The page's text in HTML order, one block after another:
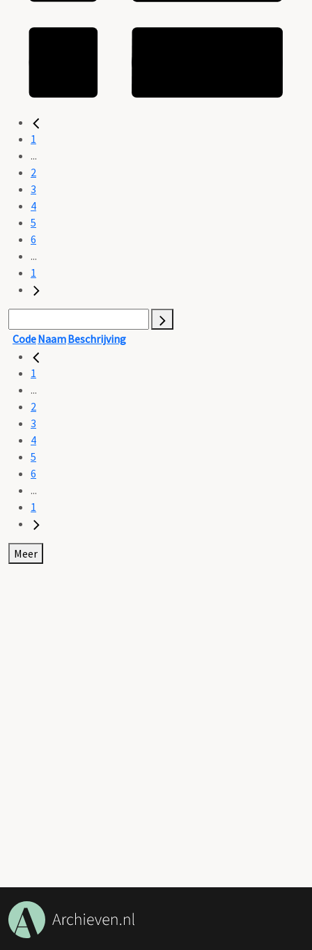
1
...
2
3
4
5
6
...
1
CodeNaamBeschrijving
1
...
2
3
4
5
6
...
1
Meer